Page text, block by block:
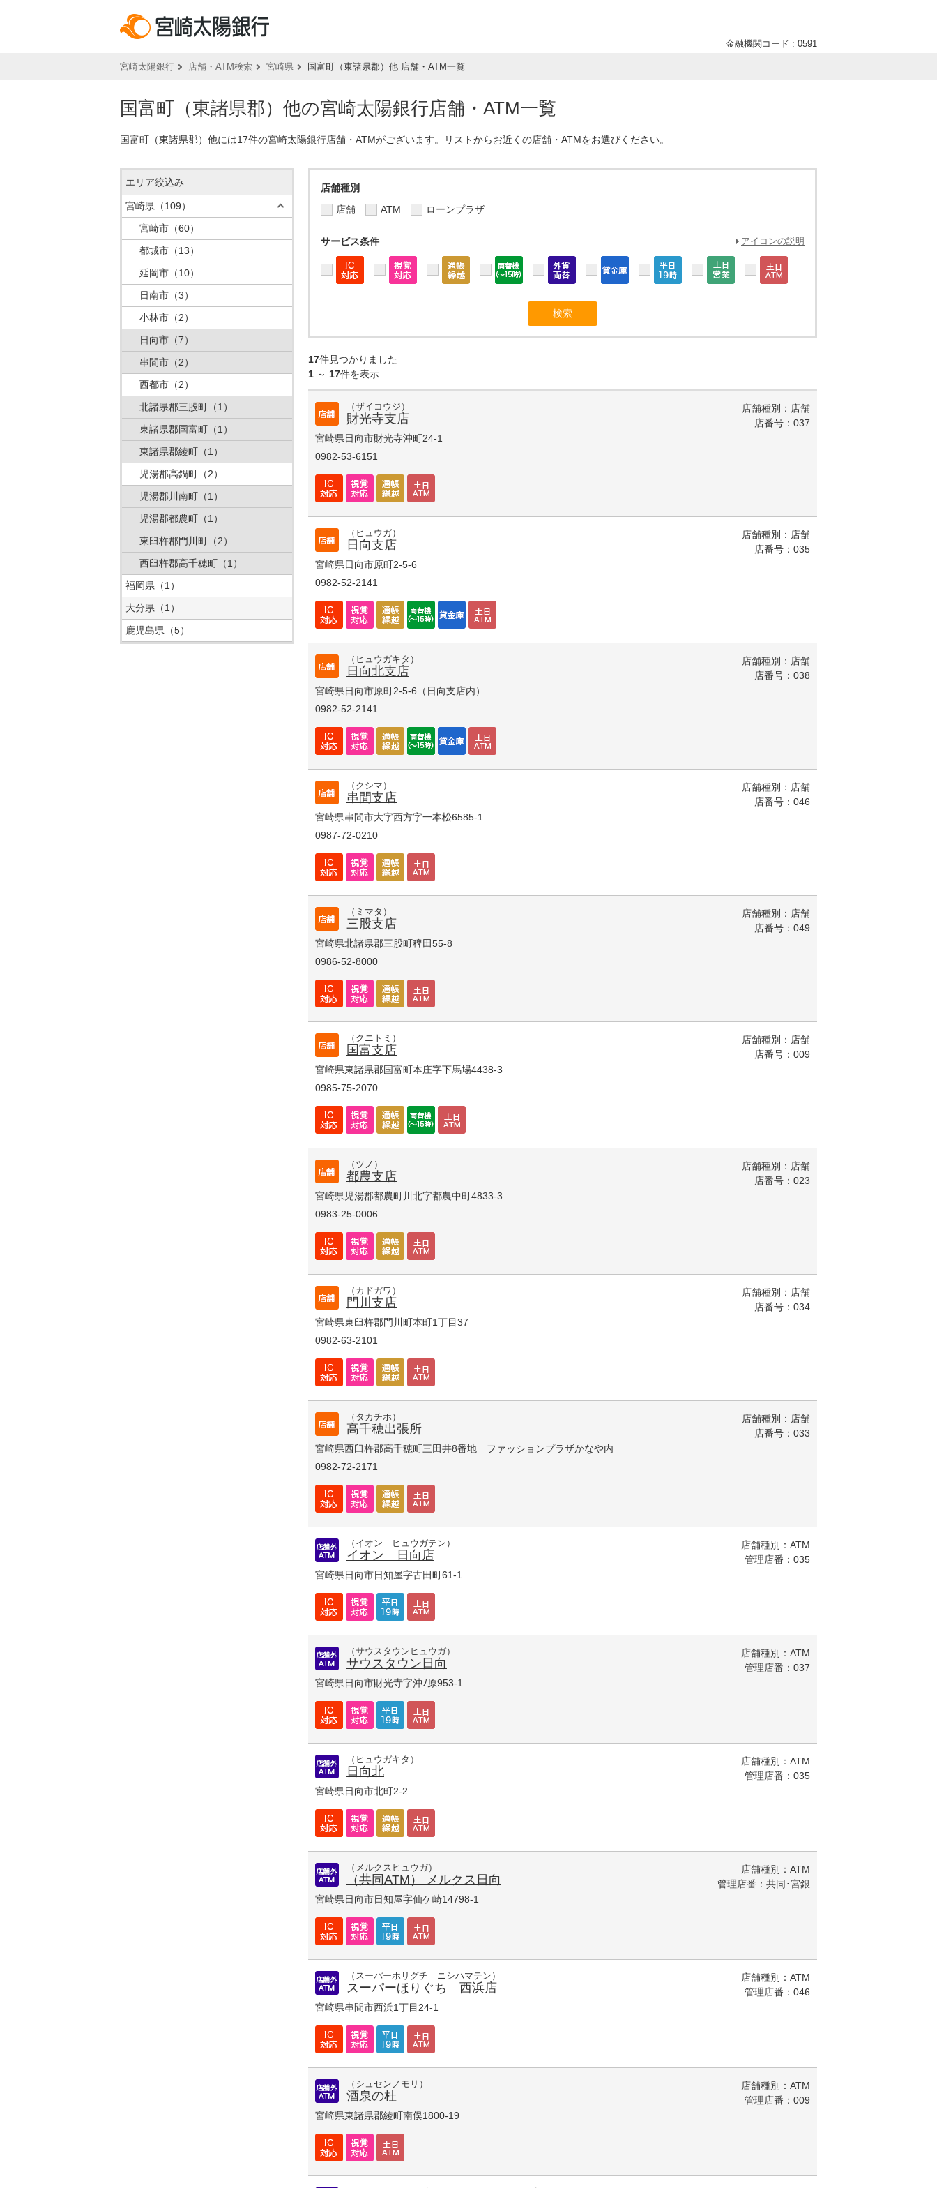
金融機関コード : 0591
宮崎太陽銀行 店舗・ATM検索 宮崎県 国富町（東諸県郡）他 店舗・ATM一覧
国富町（東諸県郡）他の宮崎太陽銀行店舗・ATM一覧
国富町（東諸県郡）他には17件の宮崎太陽銀行店舗・ATMがございます。リストからお近くの店舗・ATMをお選びください。
店舗種別
店舗
ATM ローンプラザ
サービス条件 アイコンの説明
17件見つかりました
1 ～ 17件を表示
（ザイコウジ）
財光寺支店
宮崎県日向市財光寺沖町24-1
0982-53-6151
店舗種別：店舗
店番号：037
（ヒュウガ）
日向支店
宮崎県日向市原町2-5-6
0982-52-2141
店舗種別：店舗
店番号：035
（ヒュウガキタ）
日向北支店
宮崎県日向市原町2-5-6（日向支店内）
0982-52-2141
店舗種別：店舗
店番号：038
（クシマ）
串間支店
宮崎県串間市大字西方字一本松6585-1
0987-72-0210
店舗種別：店舗
店番号：046
（ミマタ）
三股支店
宮崎県北諸県郡三股町稗田55-8
0986-52-8000
店舗種別：店舗
店番号：049
（クニトミ）
国富支店
宮崎県東諸県郡国富町本庄字下馬場4438-3
0985-75-2070
店舗種別：店舗
店番号：009
（ツノ）
都農支店
宮崎県児湯郡都農町川北字都農中町4833-3
0983-25-0006
店舗種別：店舗
店番号：023
（カドガワ）
門川支店
宮崎県東臼杵郡門川町本町1丁目37
0982-63-2101
店舗種別：店舗
店番号：034
（タカチホ）
高千穂出張所
宮崎県西臼杵郡高千穂町三田井8番地 ファッションプラザかなや内
0982-72-2171
店舗種別：店舗
店番号：033
（イオン ヒュウガテン）
イオン 日向店
宮崎県日向市日知屋字古田町61-1
店舗種別：ATM
管理店番：035
（サウスタウンヒュウガ）
サウスタウン日向
宮崎県日向市財光寺字沖ﾉ原953-1
店舗種別：ATM
管理店番：037
（ヒュウガキタ）
日向北
宮崎県日向市北町2-2
店舗種別：ATM
管理店番：035
（メルクスヒュウガ）
（共同ATM） メルクス日向
宮崎県日向市日知屋字仙ケ崎14798-1
店舗種別：ATM
管理店番：共同･宮銀
（スーパーホリグチ ニシハマテン）
スーパーほりぐち 西浜店
宮崎県串間市西浜1丁目24-1
店舗種別：ATM
管理店番：046
（シュセンノモリ）
酒泉の杜
宮崎県東諸県郡綾町南俣1800-19
店舗種別：ATM
管理店番：009
エリア絞込み
宮崎県 （109）
宮崎市 （60）
都城市 （13）
延岡市 （10）
日南市 （3）
小林市 （2）
日向市 （7）
串間市 （2）
西都市 （2）
北諸県郡三股町 （1）
東諸県郡国富町 （1）
東諸県郡綾町 （1）
児湯郡高鍋町 （2）
児湯郡川南町 （1）
児湯郡都農町 （1）
東臼杵郡門川町 （2）
西臼杵郡高千穂町 （1）
福岡県 （1）
大分県 （1）
鹿児島県 （5）